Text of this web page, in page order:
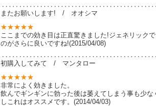
またお願いします! / オオシマ
★★★★★
ここまでの効き目は正直驚きました!ジェネリック
のがさらに良いですね!(2015/04/08)
初購入してみて / マンタロー
★★★★★
非常によく効きました。
飲んでギンギンに勃った後は萎えてしまう事も少
しこれはオススメです。(2014/04/03)